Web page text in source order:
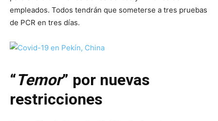
empleados. Todos tendrán que someterse a tres pruebas
de PCR en tres días.
“Temor” por nuevas
restricciones